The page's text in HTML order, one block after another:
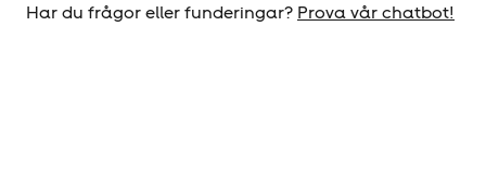
Har du frågor eller funderingar? Prova vår chatbot!